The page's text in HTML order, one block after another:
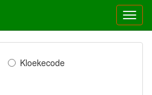
Kloekecode